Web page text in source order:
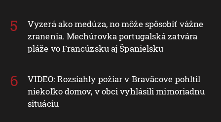
Vyzerá ako medúza, no môže spôsobiť vážne
zranenia. Mechúrovka portugalská zatvára
pláže vo Francúzsku aj Španielsku
VIDEO: Rozsiahly požiar v Braväcove pohltil
niekoľko domov, v obci vyhlásili mimoriadnu
situáciu